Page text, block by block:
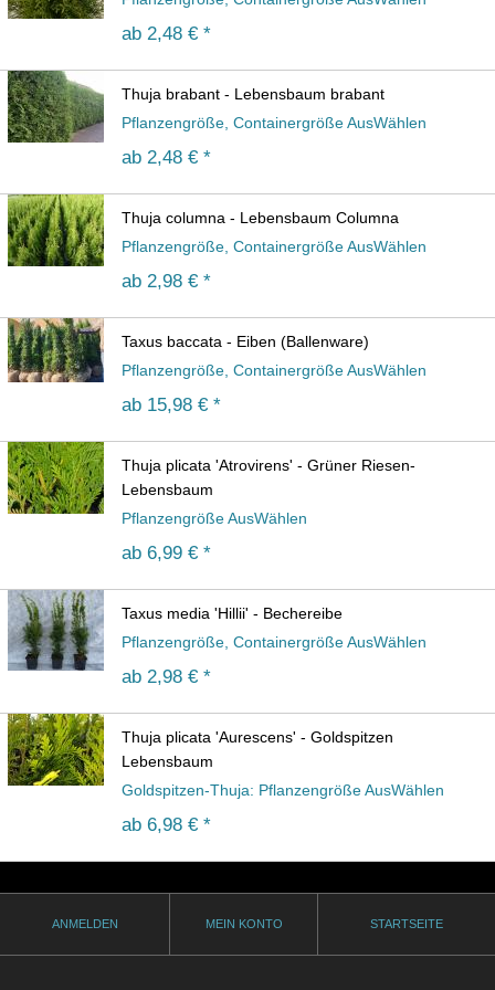
ab 2,48 € *
Thuja brabant - Lebensbaum brabant
Pflanzengröße, Containergröße AusWählen
ab 2,48 € *
Thuja columna - Lebensbaum Columna
Pflanzengröße, Containergröße AusWählen
ab 2,98 € *
Taxus baccata - Eiben (Ballenware)
Pflanzengröße, Containergröße AusWählen
ab 15,98 € *
Thuja plicata 'Atrovirens' - Grüner Riesen-
Lebensbaum
Pflanzengröße AusWählen
ab 6,99 € *
Taxus media 'Hillii' - Bechereibe
Pflanzengröße, Containergröße AusWählen
ab 2,98 € *
Thuja plicata 'Aurescens' - Goldspitzen
Lebensbaum
Goldspitzen-Thuja: Pflanzengröße AusWählen
ab 6,98 € *
ANMELDEN MEIN KONTO STARTSEITE